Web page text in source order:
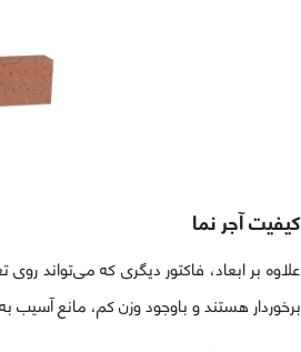
کیفیت آجر نما
علاوه بر ابعاد، فاکتور دیگری که می‌تواند
برخوردار هستند و باوجود وزن کم، مانع آسیب